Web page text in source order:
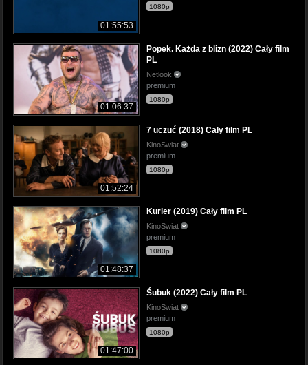
01:55:53
1080p
01:06:37
Popek. Każda z blizn (2022) Cały film
PL
Netlook
premium
1080p
01:52:24
7 uczuć (2018) Cały film PL
KinoSwiat
premium
1080p
01:48:37
Kurier (2019) Cały film PL
KinoSwiat
premium
1080p
01:47:00
Śubuk (2022) Cały film PL
KinoSwiat
premium
1080p